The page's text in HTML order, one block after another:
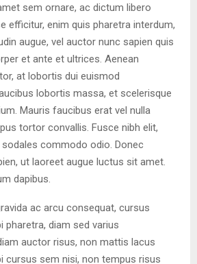
sem ornare, ac dictum libero
efficitur, enim quis pharetra interdum,
augue, vel auctor nunc sapien quis
et ante et ultrices. Aenean
at lobortis dui euismod
lobortis massa, et scelerisque
Mauris faucibus erat vel nulla
tortor convallis. Fusce nibh elit,
commodo odio. Donec
ut laoreet augue luctus sit amet.
dapibus.
ac arcu consequat, cursus
pharetra, diam sed varius
auctor risus, non mattis lacus
cursus sem nisi, non tempus risus